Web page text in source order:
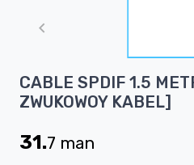
1
of
CABLE SPDIF 1.5
ZWUKOWOY KABEL]
31.7 man